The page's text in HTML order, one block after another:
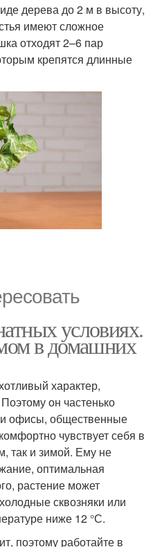
дерева до 2 м в высоту,
имеют сложное
отходят 2–6 пар
крепятся длинные
условиях.
в домашних
характер,
он частенько
и офисы, общественные
чувствует себя в
так и зимой. Ему не
оптимальная
растение может
сквозняки или
ниже 12 °С.
поэтому работайте в